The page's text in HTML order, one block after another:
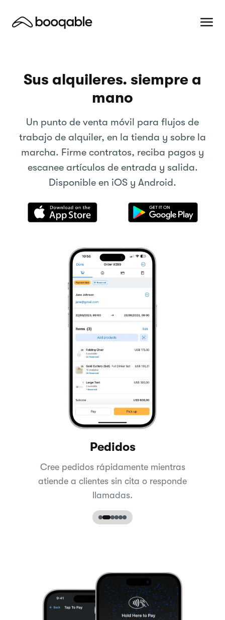
Sus alquileres. siempre a
mano
Un punto de venta móvil para flujos de
trabajo de alquiler, en la tienda y sobre la
marcha. Firme contratos, reciba pagos y
escanee artículos de entrada y salida.
Disponible en iOS y Android.
Pedidos
Cree pedidos rápidamente mientras
atiende a clientes sin cita o responde
llamadas.